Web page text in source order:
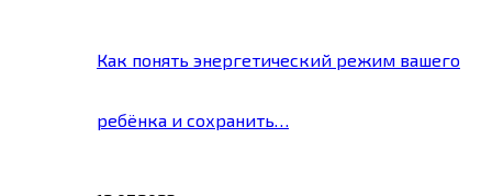
Как понять энергетический режим вашего
ребёнка и сохранить…